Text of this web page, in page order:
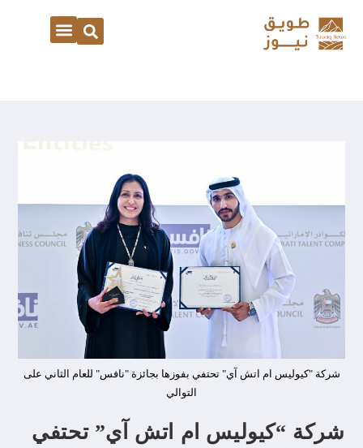
شركة "كيوليس ام اتش آي" تحتفي بفوزها بجائزة "نافس" للعام الثاني على
التوالي
شركة “كيوليس ام اتش آي” تحتفي